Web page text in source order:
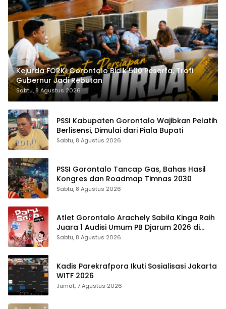
Kejurda FORKI Gorontalo Bidik 500 Peserta, Trofi
Gubernur Jadi Rebutan
Sabtu, 8 Agustus 2026
PSSI Kabupaten Gorontalo Wajibkan Pelatih
Berlisensi, Dimulai dari Piala Bupati
Sabtu, 8 Agustus 2026
PSSI Gorontalo Tancap Gas, Bahas Hasil
Kongres dan Roadmap Timnas 2030
Sabtu, 8 Agustus 2026
Atlet Gorontalo Arachely Sabila Kinga Raih
Juara 1 Audisi Umum PB Djarum 2026 di
Makassar
Sabtu, 8 Agustus 2026
Kadis Parekrafpora Ikuti Sosialisasi Jakarta
WITF 2026
Jumat, 7 Agustus 2026